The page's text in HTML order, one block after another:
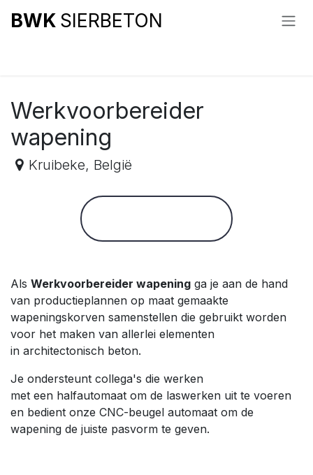
BWK SIERBETON
Werkvoorbereider
wapening
Kruibeke, België
Als Werkvoorbereider wapening ga je aan de hand
van productieplannen op maat gemaakte
wapeningskorven samenstellen die gebruikt worden
voor het maken van allerlei elementen
in architectonisch beton.
Je ondersteunt collega's die werken
met een halfautomaat om de laswerken uit te voeren
en bedient onze CNC-beugel automaat om de
wapening de juiste pasvorm te geven.